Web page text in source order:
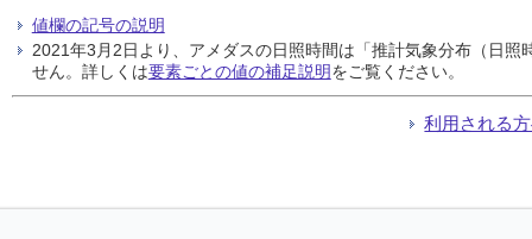
14.9
23
0.0 14.6
北北西
24
0.0 14.5 /// /// /// 4.6 北北西
14.9
23
0.0 14.6
北北西
24
0.0 14.5 /// /// /// 4.6 北北西
14.9
23
0.0 14.6
北北西
24
0.0 14.5 /// /// /// 4.6 北北西
14.9
23
0.0 14.6
北北西
24
0.0 14.5 /// /// /// 4.6 北北西
値欄の記号の説明
2021年3月2日より、アメダスの日照時間は「推計気象分布（日
せん。詳しくは要素ごとの値の補足説明をご覧ください。
利用される